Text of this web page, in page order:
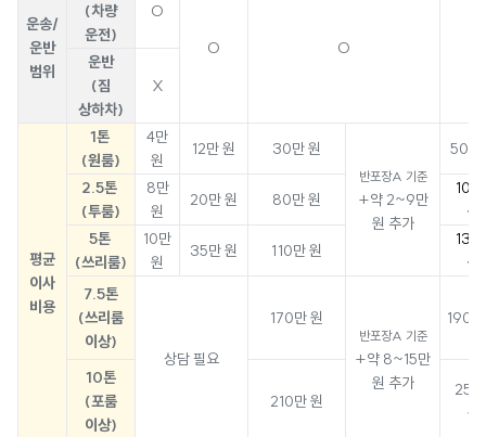
운송/
운반
범위
(차량
운전)
O
O
O
운반
(짐
상하차)
X
평균
이사
비용
1톤
(원룸)
4만
원
12만 원 30만 원
반포장A 기준
+약 2~9만
원 추가
50만
2.5톤
(투룸)
8만
원
20만 원 80만 원
100
원
5톤
(쓰리룸)
10만
원
35만 원 110만 원
130
원
7.5톤
(쓰리룸
이상)
상담 필요
170만 원
반포장A 기준
+약 8~15만
원 추가
190
10톤
(포룸
이상)
210만 원
250
원